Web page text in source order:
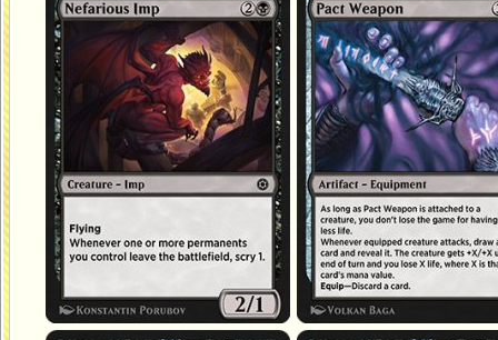
Diablotin abominable Arme de pacte